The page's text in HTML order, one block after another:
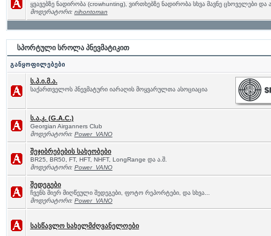
ყვავებზე ნადირობა (crowhunting), ვირთხებზე ნადირობა სხვა მავნე ცხოველები და
მოდერატორი: nihontoman
სპორტული სროლა პნევმატიკით
განყოფილებები
ს.პ.ი.მ.ა.
საქართველოს პნევმატური იარაღის მოყვარულთა ასოციაცია
ს.ა.კ. (G.A.C.)
Georgian Airganners Club
მოდერატორი: Power_VANO
შეჯიბრებების სახეობები
BR25, BR50, FT, HFT, NHFT, LongRange და ა.შ.
მოდერატორი: Power_VANO
შედეგები
ჩვენს მიერ მიღწეული შედეგები, ფოტო რეპორტები, და სხვა...
მოდერატორი: Power_VANO
სასწავლო სახელმძღვანელოები